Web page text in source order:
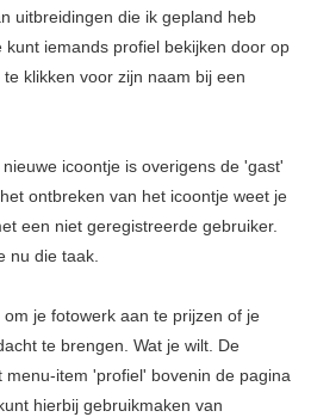
uitbreidingen die ik gepland heb
iemands profiel bekijken door op
klikken voor zijn naam bij een
icoontje is overigens de 'gast'
ontbreken van het icoontje weet je
een niet geregistreerde gebruiker.
nu die taak.
je fotowerk aan te prijzen of je
te brengen. Wat je wilt. De
menu-item 'profiel' bovenin de pagina
hierbij gebruikmaken van